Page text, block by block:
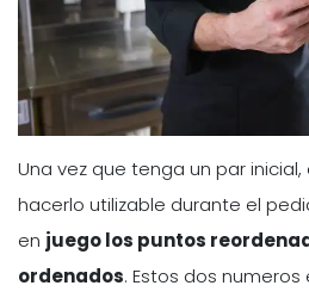
Una vez que tenga un par
hacerlo utilizable durante el
en juego los puntos
ordenados. Estos dos